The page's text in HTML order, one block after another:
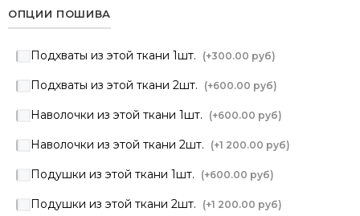
ОПЦИИ ПОШИВА
Подхваты из этой ткани 1шт. (+300.00 руб)
Подхваты из этой ткани 2шт. (+600.00 руб)
Наволочки из этой ткани 1шт. (+600.00 руб)
Наволочки из этой ткани 2шт. (+1 200.00 руб)
Подушки из этой ткани 1шт. (+600.00 руб)
Подушки из этой ткани 2шт. (+1 200.00 руб)